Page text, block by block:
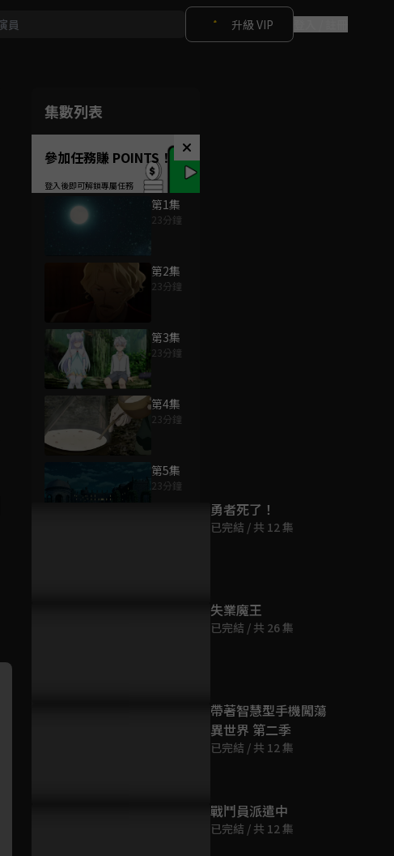
升級 VIP
集數列表
參加任務賺 POINTS！
第1集
23分鐘
第2集
23分鐘
第3集
23分鐘
第4集
23分鐘
第5集
23分鐘
勇者死了！
已完結 / 共 12 集
失業魔王
已完結 / 共 26 集
帶著智慧型手機闖蕩
異世界 第二季
已完結 / 共 12 集
戰鬥員派遣中
已完結 / 共 12 集